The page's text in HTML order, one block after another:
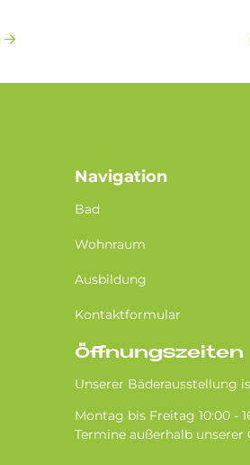
Navigation
Bad
Wohnraum
Ausbildung
Kontaktformular
Öffnungszeiten
Unserer Bäderausstellung
Montag bis Freitag 10:00 -
Termine außerhalb